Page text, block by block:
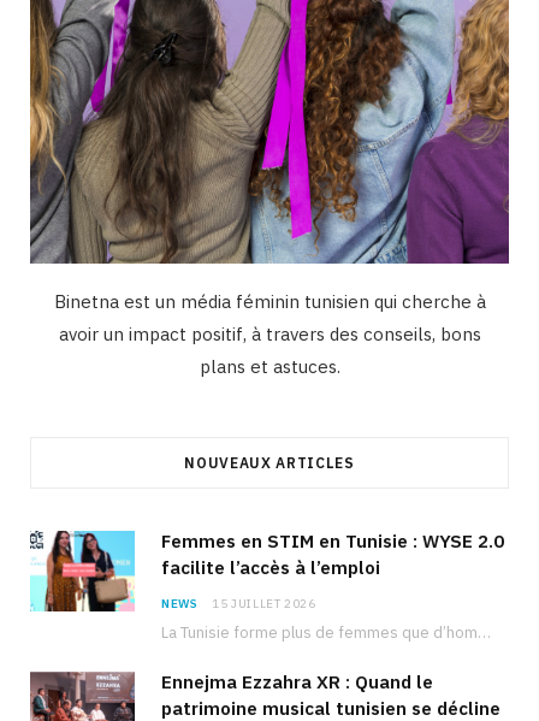
Binetna est un média féminin tunisien qui cherche à
avoir un impact positif, à travers des conseils, bons
plans et astuces.
NOUVEAUX ARTICLES
Femmes en STIM en Tunisie : WYSE 2.0
facilite l’accès à l’emploi
NEWS 15 JUILLET 2026
La Tunisie forme plus de femmes que d’hommes dans les filières scientifiques. Pourtant, pour beaucoup…
Ennejma Ezzahra XR : Quand le
patrimoine musical tunisien se décline